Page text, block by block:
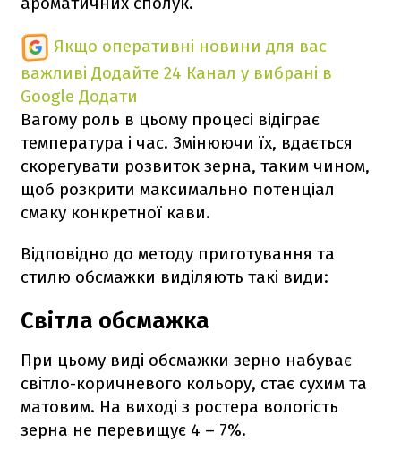
Якщо оперативні новини для вас
важливі Додайте 24 Канал у вибрані в
Google Додати
Вагому роль в цьому процесі відіграє
температура і час. Змінюючи їх, вдається
скорегувати розвиток зерна, таким чином,
щоб розкрити максимально потенціал
смаку конкретної кави.
Відповідно до методу приготування та
стилю обсмажки виділяють такі види:
Світла обсмажка
При цьому виді обсмажки зерно набуває
світло-коричневого кольору, стає сухим та
матовим. На виході з ростера вологість
зерна не перевищує 4 – 7%.